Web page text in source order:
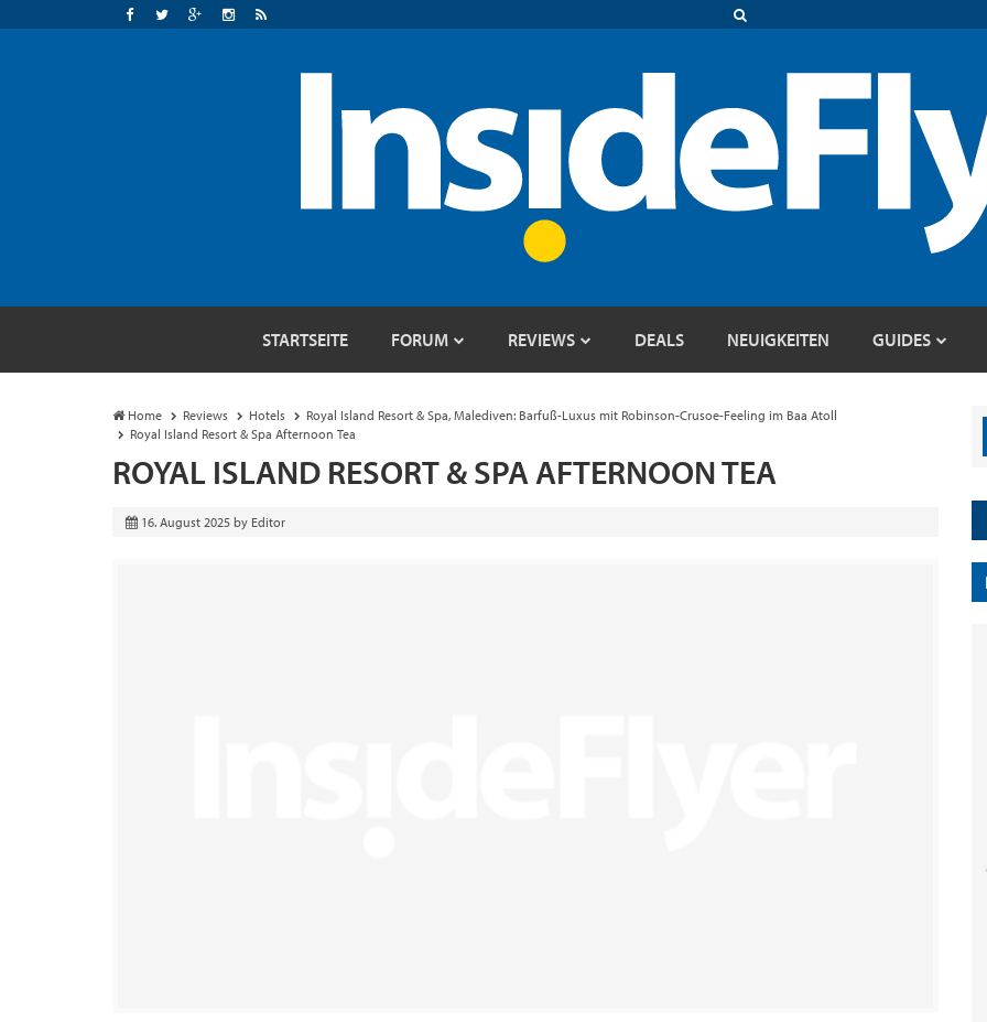
STARTSEITE FORUM REVIEWS DEALS NEUIGKEITEN GUIDES
Home Reviews Hotels
Royal Island Resort & Spa, Malediven: Barfuß-Luxus mit Robinson-Crusoe-Feeling im Baa Atoll
Royal Island Resort & Spa Afternoon Tea
ROYAL ISLAND RESORT & SPA AFTERNOON TEA
16. August 2025 by Editor